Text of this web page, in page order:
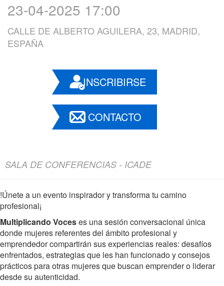
23-04-2025 17:00
CALLE DE ALBERTO AGUILERA, 23, MADRID,
ESPAÑA
INSCRIBIRSE
CONTACTO
SALA DE CONFERENCIAS - ICADE
!Únete a un evento inspirador y transforma tu camino
profesional¡
Multiplicando Voceses una sesión conversacional única
donde mujeres referentes del ámbito profesional y
emprendedor compartirán sus experiencias reales: desafíos
enfrentados, estrategias que les han funcionado y consejos
prácticos para otras mujeres que buscan emprender o liderar
desde su autenticidad.